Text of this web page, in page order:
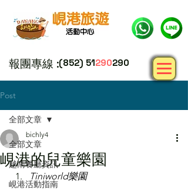
報團專線 :(852) 51290290
Post
全部文章
越南餐廳資訊
峴港活動指南
全部文章
峴港的兒童樂園
bichly4
Tiniworld樂園